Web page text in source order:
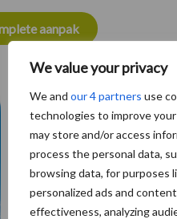
We value your privacy
We and our 4 partners use
technologies to improve
may store and/or access
process the personal data,
browsing data, for purposes
personalized ads and
effectiveness, analyzing
aanpak